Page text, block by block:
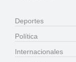
Deportes
Política
Internacionales